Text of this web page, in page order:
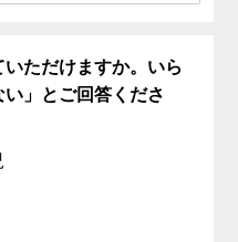
ただけますか。いら
」とご回答くださ